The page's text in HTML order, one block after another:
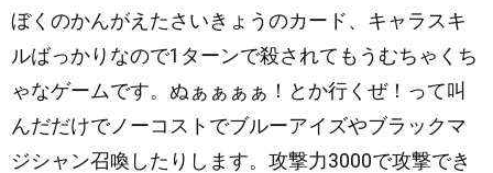
e
P
l
a
ぼくのかんがえたさいきょうのカード、キャラスキ
ルばっかりなので1ターンで殺されてもうむちゃくち
ゃなゲームです。ぬぁぁぁぁ！とか行くぜ！って叫
んだだけでノーコストでブルーアイズやブラックマ
ジシャン召喚したりします。攻撃力3000で攻撃でき